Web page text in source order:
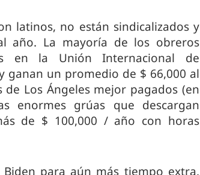
latinos, no están sindicalizados y
año. La mayoría de los obreros
en la Unión Internacional de
ganan un promedio de $ 66,000 al
Los Ángeles mejor pagados (en
enormes grúas que descargan
de $ 100,000 / año con horas
para aún más tiempo extra,